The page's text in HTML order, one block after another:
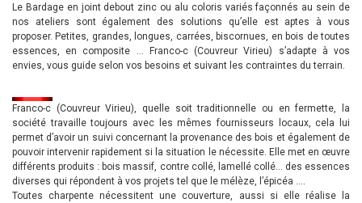
Le Bardage en joint debout zinc ou alu coloris variés façonnés au sein de
nos ateliers sont également des solutions qu’elle est aptes à vous
proposer. Petites, grandes, longues, carrées, biscornues, en bois de toutes
essences, en composite … Franco-c (Couvreur Virieu) s’adapte à vos
envies, vous guide selon vos besoins et suivant les contraintes du terrain.
Franco-c (Couvreur Virieu), quelle soit traditionnelle ou en fermette, la
société travaille toujours avec les mêmes fournisseurs locaux, cela lui
permet d’avoir un suivi concernant la provenance des bois et également de
pouvoir intervenir rapidement si la situation le nécessite. Elle met en œuvre
différents produits : bois massif, contre collé, lamellé collé… des essences
diverses qui répondent à vos projets tel que le mélèze, l’épicéa ….
Toutes charpente nécessitent une couverture, aussi si elle réalise la